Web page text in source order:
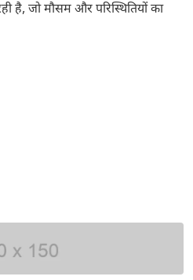
है, जो मौसम और परिस्थितियों का